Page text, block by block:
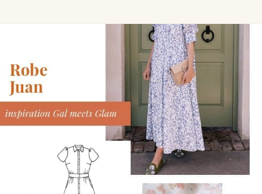
ne contrôle pas, par conséquent je ne me rendais pas compte à quel
point j'applique cela au quotidien en couture. Je ne pensais pas avoir
une organisation en couture si millimétrée, mais en couchant les
étapes de réflexion et de conception d'un projet sur papier, je me
rends compte que oui, j'ai des rituels bien définis auxquels je ne
déroge que rarement ! Il va de soi que je vais donc vous détailler tout
cela autant que possible. De cette façon, vous aurez tous mes
secrets pour adapter votre workflow couture et avoir une
organisation digne de ce nom.